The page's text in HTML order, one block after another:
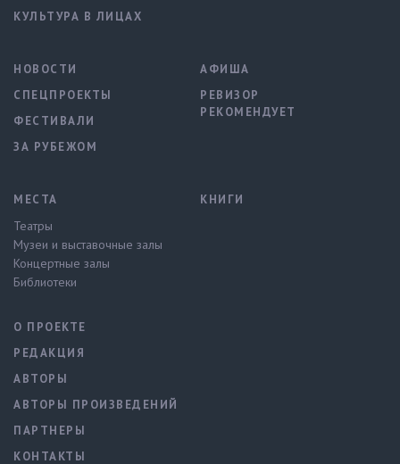
КУЛЬТУРА В ЛИЦАХ
НОВОСТИ
СПЕЦПРОЕКТЫ
ФЕСТИВАЛИ
ЗА РУБЕЖОМ
АФИША
РЕВИЗОР
РЕКОМЕНДУЕТ
МЕСТА
Театры
Музеи и выставочные залы
Концертные залы
Библиотеки
КНИГИ
О ПРОЕКТЕ
РЕДАКЦИЯ
АВТОРЫ
АВТОРЫ ПРОИЗВЕДЕНИЙ
ПАРТНЕРЫ
КОНТАКТЫ